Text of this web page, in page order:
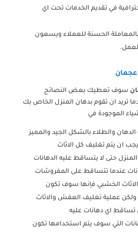
في تقديم الخدمات تحت اي
الحسنة للعملاء ويسعون
سوف تعطيك بعض النصائح
تريد ان تقوم بدهان المنزل الخاص بك
الموجودة في
والطلاء بالشكل الجيد والمميز
ان يتم تغليف كل الاثاث
حتى لا يتساقط عليه الدهانات
عندما تتساقط على المفروشات
الخشبي فإنها سوف تكون
ولكن عملية تغليف العفش والاثاث
تساقط اي دهانات عليه
التي سوف يتم استخدامها تكون